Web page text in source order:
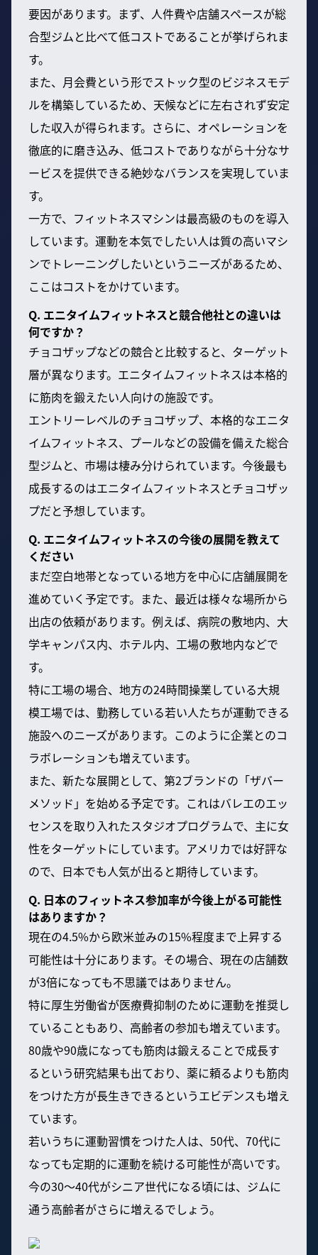
要因があります。まず、人件費や店舗スペースが総
合型ジムと比べて低コストであることが挙げられま
す。
また、月会費という形でストック型のビジネスモデ
ルを構築しているため、天候などに左右されず安定
した収入が得られます。さらに、オペレーションを
徹底的に磨き込み、低コストでありながら十分なサ
ービスを提供できる絶妙なバランスを実現していま
す。
一方で、フィットネスマシンは最高級のものを導入
しています。運動を本気でしたい人は質の高いマシ
ンでトレーニングしたいというニーズがあるため、
ここはコストをかけています。
Q. エニタイムフィットネスと競合他社との違いは
何ですか？
チョコザップなどの競合と比較すると、ターゲット
層が異なります。エニタイムフィットネスは本格的
に筋肉を鍛えたい人向けの施設です。
エントリーレベルのチョコザップ、本格的なエニタ
イムフィットネス、プールなどの設備を備えた総合
型ジムと、市場は棲み分けられています。今後最も
成長するのはエニタイムフィットネスとチョコザッ
プだと予想しています。
Q. エニタイムフィットネスの今後の展開を教えて
ください
まだ空白地帯となっている地方を中心に店舗展開を
進めていく予定です。また、最近は様々な場所から
出店の依頼があります。例えば、病院の敷地内、大
学キャンパス内、ホテル内、工場の敷地内などで
す。
特に工場の場合、地方の24時間操業している大規
模工場では、勤務している若い人たちが運動できる
施設へのニーズがあります。このように企業とのコ
ラボレーションも増えています。
また、新たな展開として、第2ブランドの「ザバー
メソッド」を始める予定です。これはバレエのエッ
センスを取り入れたスタジオプログラムで、主に女
性をターゲットにしています。アメリカでは好評な
ので、日本でも人気が出ると期待しています。
Q. 日本のフィットネス参加率が今後上がる可能性
はありますか？
現在の4.5%から欧米並みの15%程度まで上昇する
可能性は十分にあります。その場合、現在の店舗数
が3倍になっても不思議ではありません。
特に厚生労働省が医療費抑制のために運動を推奨し
ていることもあり、高齢者の参加も増えています。
80歳や90歳になっても筋肉は鍛えることで成長す
るという研究結果も出ており、薬に頼るよりも筋肉
をつけた方が長生きできるというエビデンスも増え
ています。
若いうちに運動習慣をつけた人は、50代、70代に
なっても定期的に運動を続ける可能性が高いです。
今の30〜40代がシニア世代になる頃には、ジムに
通う高齢者がさらに増えるでしょう。